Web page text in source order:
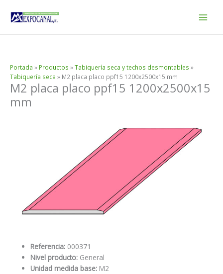
Portada » Productos »Tabiquería seca y techos desmontables »
Tabiquería seca » M2 placa placo ppf15 1200x2500x15 mm
M2 placa placo ppf15 1200x2500x15
mm
Referencia: 000371
Nivel producto: General
Unidad medida base: M2